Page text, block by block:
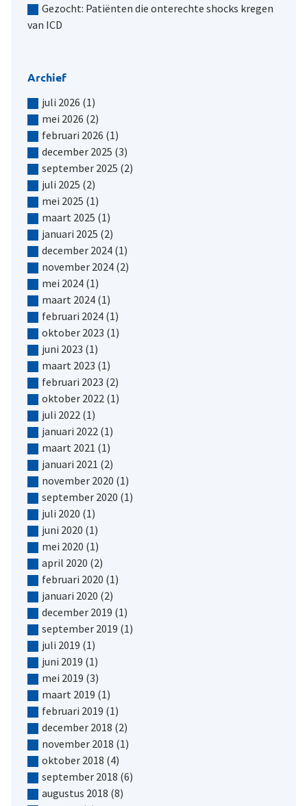
Gezocht: Patiënten die onterechte shocks kregen
van ICD
Archief
juli 2026 (1)
mei 2026 (2)
februari 2026 (1)
december 2025 (3)
september 2025 (2)
juli 2025 (2)
mei 2025 (1)
maart 2025 (1)
januari 2025 (2)
december 2024(1)
november 2024(2)
mei 2024(1)
maart 2024(1)
februari 2024(1)
oktober 2023 (1)
juni 2023 (1)
maart 2023 (1)
februari 2023 (2)
oktober 2022 (1)
juli 2022 (1)
januari 2022 (1)
maart 2021 (1)
januari 2021 (2)
november 2020 (1)
september 2020 (1)
juli 2020 (1)
juni 2020 (1)
mei 2020 (1)
april 2020 (2)
februari 2020 (1)
januari 2020 (2)
december 2019 (1)
september 2019 (1)
juli 2019 (1)
juni 2019 (1)
mei 2019 (3)
maart 2019 (1)
februari 2019 (1)
december 2018 (2)
november 2018 (1)
oktober 2018 (4)
september 2018 (6)
augustus 2018 (8)